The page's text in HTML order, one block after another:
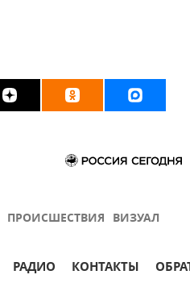
ПРОИСШЕСТВИЯ ВИЗУАЛ
РАДИО КОНТАКТЫ